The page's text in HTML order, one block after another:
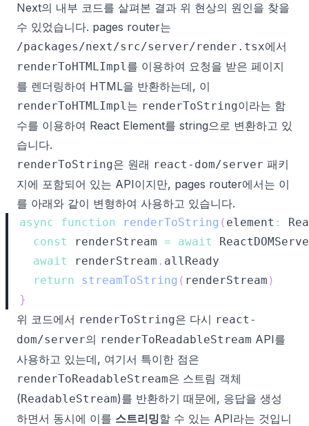
Next의 내부 코드를 살펴본 결과 위 현상의 원인을 찾을
수 있었습니다. pages router는
/packages/next/src/server/render.tsx에서
renderToHTMLImpl를 이용하여 요청을 받은 페이지
를 렌더링하여 HTML을 반환하는데, 이
renderToHTMLImpl는 renderToString이라는 함
수를 이용하여 React Element를 string으로 변환하고 있
습니다.
renderToString은 원래 react-dom/server 패키
지에 포함되어 있는 API이지만, pages router에서는 이
를 아래와 같이 변형하여 사용하고 있습니다.
async function renderToString ( element :
const
renderStream = await
await
renderStream . allReady
return
streamToString ( renderStream )
}
위 코드에서 renderToString은 다시 react-
dom/server의 renderToReadableStream API를
사용하고 있는데, 여기서 특이한 점은
renderToReadableStream은 스트림 객체
(ReadableStream)를 반환하기 때문에, 응답을 생성
하면서 동시에 이를 스트리밍할 수 있는 API라는 것입니